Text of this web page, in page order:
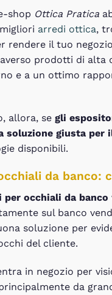
shop Ottica Pratica
arredi ottica,
rendere il tuo
prodotti di alta
e a un ottimo
allora, se gli
soluzione giusta per
disponibili.
da banco:
occhiali da banco
sul banco
soluzione per
del cliente.
in negozio per
da